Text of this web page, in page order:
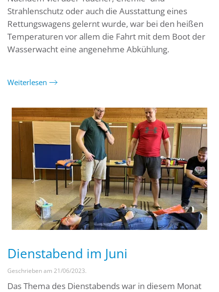
Strahlenschutz oder auch die Ausstattung eines
Rettungswagens gelernt wurde, war bei den heißen
Temperaturen vor allem die Fahrt mit dem Boot der
Wasserwacht eine angenehme Abkühlung.
Weiterlesen
Dienstabend im Juni
Geschrieben am 21/06/2023.
Das Thema des Dienstabends war in diesem Monat